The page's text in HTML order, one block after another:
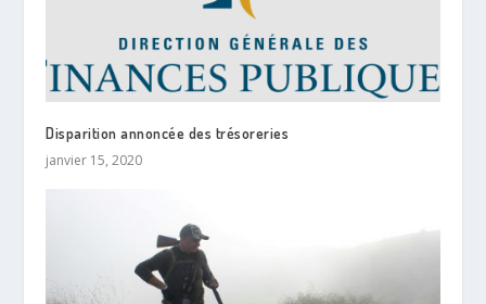
Disparition annoncée des trésoreries
janvier 15, 2020